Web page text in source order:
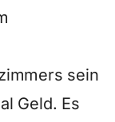
sein
Geld. Es